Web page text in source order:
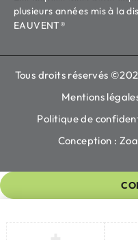
plusieurs années mis à la
EAUVENT®
Tous droits réservés
Mentions
Politique de
Conception :